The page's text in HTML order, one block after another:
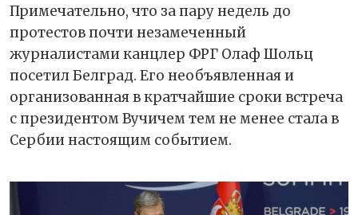
Примечательно, что за пару недель до
протестов почти незамеченный
журналистами канцлер ФРГ Олаф Шольц
посетил Белград. Его необъявленная и
организованная в кратчайшие сроки встреча
с президентом Вучичем тем не менее стала в
Сербии настоящим событием.